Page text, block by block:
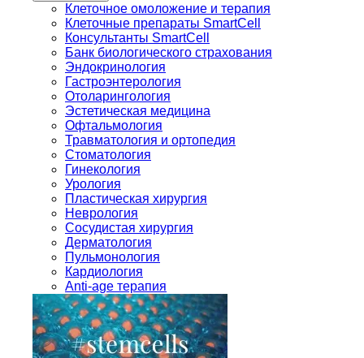
Клеточное омоложение и терапия
Клеточные препараты SmartCell
Консультанты SmartCell
Банк биологического страхования
Эндокринология
Гастроэнтерология
Отоларингология
Эстетическая медицина
Офтальмология
Травматология и ортопедия
Стоматология
Гинекология
Урология
Пластическая хирургия
Неврология
Сосудистая хирургия
Дерматология
Пульмонология
Кардиология
Anti-age терапия